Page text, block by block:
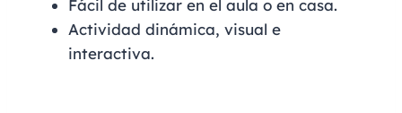
Fácil de utilizar en el aula o en casa.
Actividad dinámica, visual e
interactiva.